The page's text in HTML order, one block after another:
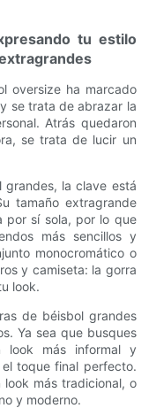
tu estilo
oversize ha marcado
se trata de abrazar la
Atrás quedaron
se trata de lucir un
grandes, la clave está
tamaño extragrande
por sí sola, por lo que
más sencillos y
monocromático o
y camiseta: la gorra
look.
de béisbol grandes
Ya sea que busques
más informal y
toque final perfecto.
look más tradicional, o
y moderno.